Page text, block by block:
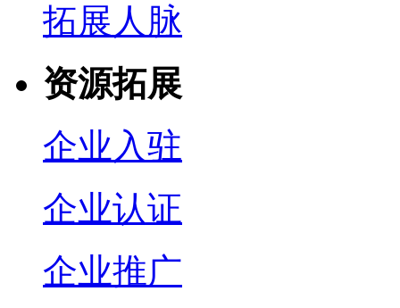
拓展人脉
资源拓展
企业入驻
企业认证
企业推广